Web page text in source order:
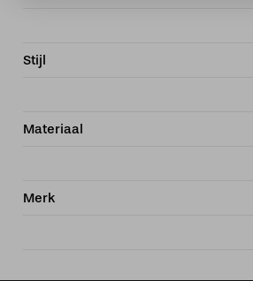
Stijl
Materiaal
Merk